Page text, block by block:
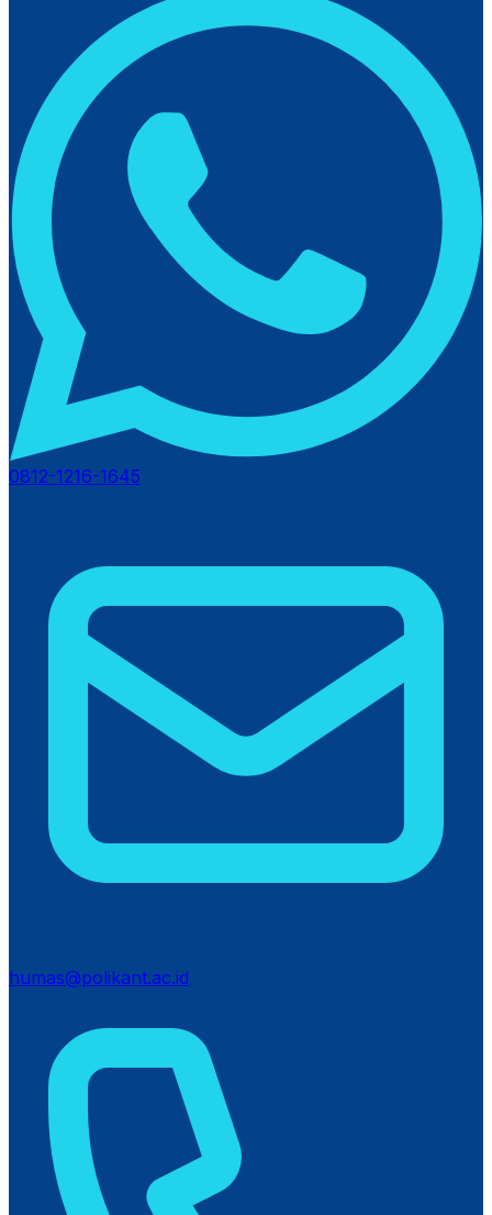
0812-1216-1645
humas@polikant.ac.id